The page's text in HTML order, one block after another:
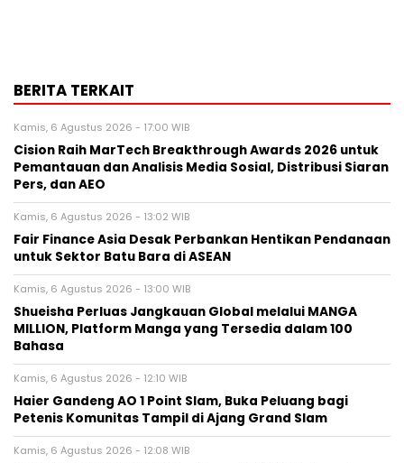
BERITA TERKAIT
Kamis, 6 Agustus 2026 - 17:00 WIB
Cision Raih MarTech Breakthrough Awards 2026 untuk
Pemantauan dan Analisis Media Sosial, Distribusi Siaran
Pers, dan AEO
Kamis, 6 Agustus 2026 - 13:02 WIB
Fair Finance Asia Desak Perbankan Hentikan Pendanaan
untuk Sektor Batu Bara di ASEAN
Kamis, 6 Agustus 2026 - 13:00 WIB
Shueisha Perluas Jangkauan Global melalui MANGA
MILLION, Platform Manga yang Tersedia dalam 100
Bahasa
Kamis, 6 Agustus 2026 - 12:10 WIB
Haier Gandeng AO 1 Point Slam, Buka Peluang bagi
Petenis Komunitas Tampil di Ajang Grand Slam
Kamis, 6 Agustus 2026 - 12:08 WIB